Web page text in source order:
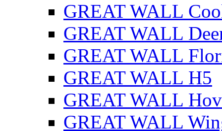
GREAT WALL
GREAT WALL
GREAT WALL
GREAT WALL H5
GREAT WALL
GREAT WALL